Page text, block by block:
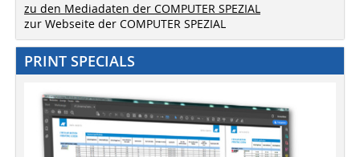
zu den Mediadaten der COMPUTER SPEZIAL
zur Webseite der COMPUTER SPEZIAL
PRINT SPECIALS